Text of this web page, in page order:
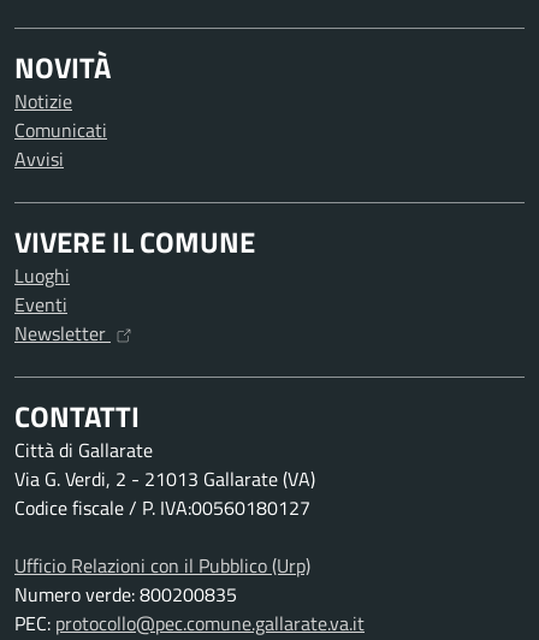
NOVITÀ
Notizie
Comunicati
Avvisi
VIVERE IL COMUNE
Luoghi
Eventi
Newsletter
CONTATTI
Città di Gallarate
Via G. Verdi, 2 - 21013 Gallarate (VA)
Codice fiscale / P. IVA:00560180127
Ufficio Relazioni con il Pubblico (Urp)
Numero verde: 800200835
PEC: protocollo@pec.comune.gallarate.va.it